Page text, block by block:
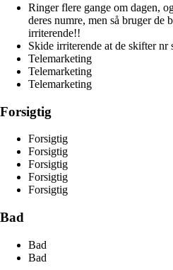
Ringer flere gange om dagen,
deres numre, men så bruger de
irriterende!!
Skide irriterende at de skifter nr
Telemarketing
Telemarketing
Telemarketing
Forsigtig
Forsigtig
Forsigtig
Forsigtig
Forsigtig
Forsigtig
Bad
Bad
Bad